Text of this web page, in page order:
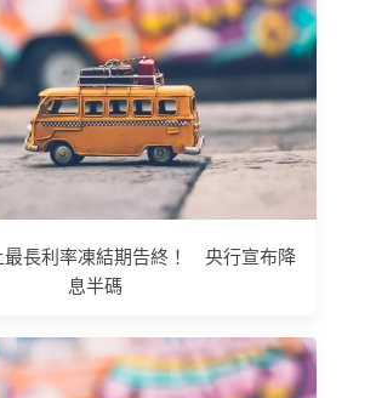
最長利率凍結期告終！ 央行宣布降
息半碼